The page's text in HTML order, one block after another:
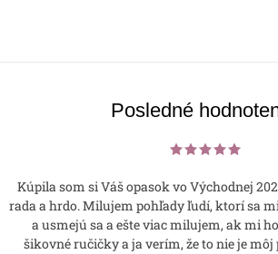
Posledné
Kúpila som si Váš opasok vo Východnej
rada a hrdo. Milujem pohľady ľudí, ktorí sa
a usmejú sa a ešte viac milujem, ak mi
šikovné ručičky a ja verím, že to nie je môj